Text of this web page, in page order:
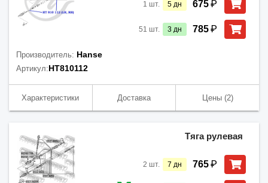
1 шт. 5 дн 675₽
51 шт. 3 дн 785₽
Производитель: Hanse
Артикул:HT810112
Характеристики Доставка Цены(2)
Тяга рулевая
2 шт. 7 дн 765₽